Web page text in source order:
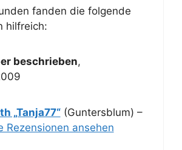
fanden die folgende
hilfreich:
beschrieben,
„Tanja77“(Guntersblum) –
Rezensionen ansehen